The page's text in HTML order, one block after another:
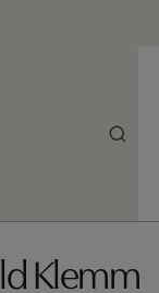
Klemm